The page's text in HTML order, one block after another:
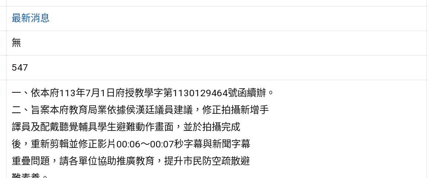
最新消息
無
547
一、依本府113年7月1日府授教學字第1130129464號函續辦。
二、旨案本府教育局業依據侯漢廷議員建議，修正拍攝新增手
譯員及配戴聽覺輔具學生避難動作畫面，並於拍攝完成
後，重新剪輯並修正影片00:06～00:07秒字幕與新聞字幕
重疊問題，請各單位協助推廣教育，提升市民防空疏散避